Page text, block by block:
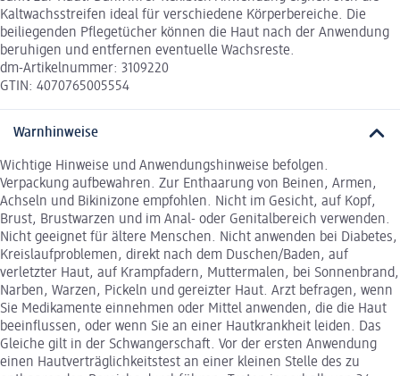
Kaltwachsstreifen ideal für verschiedene Körperbereiche. Die
beiliegenden Pflegetücher können die Haut nach der Anwendung
beruhigen und entfernen eventuelle Wachsreste.
dm-Artikelnummer: 3109220
GTIN: 4070765005554
Warnhinweise
Wichtige Hinweise und Anwendungshinweise befolgen.
Verpackung aufbewahren. Zur Enthaarung von Beinen, Armen,
Achseln und Bikinizone empfohlen. Nicht im Gesicht, auf Kopf,
Brust, Brustwarzen und im Anal- oder Genitalbereich verwenden.
Nicht geeignet für ältere Menschen. Nicht anwenden bei Diabetes,
Kreislaufproblemen, direkt nach dem Duschen/Baden, auf
verletzter Haut, auf Krampfadern, Muttermalen, bei Sonnenbrand,
Narben, Warzen, Pickeln und gereizter Haut. Arzt befragen, wenn
Sie Medikamente einnehmen oder Mittel anwenden, die die Haut
beeinflussen, oder wenn Sie an einer Hautkrankheit leiden. Das
Gleiche gilt in der Schwangerschaft. Vor der ersten Anwendung
einen Hautverträglichkeitstest an einer kleinen Stelle des zu